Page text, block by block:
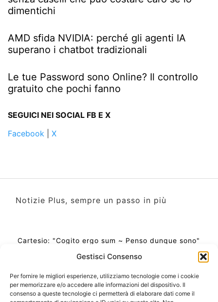
Gestisci Consenso
Per fornire le migliori esperienze, utilizziamo tecnologie come i cookie
per memorizzare e/o accedere alle informazioni del dispositivo. Il
consenso a queste tecnologie ci permetterà di elaborare dati come il
dimentichi
AMD sfida NVIDIA: perché gli agenti IA
superano i chatbot tradizionali
Le tue Password sono Online? Il controllo
gratuito che pochi fanno
SEGUICI NEI SOCIAL FB E X
Facebook
X
Notizie Plus, sempre un passo in più
Cartesio: "Cogito ergo sum ~ Penso dunque sono"
Ora Esatta in Italia in questo momento
Ti Senti Strano Ultimamente? Potrebbe Essere per